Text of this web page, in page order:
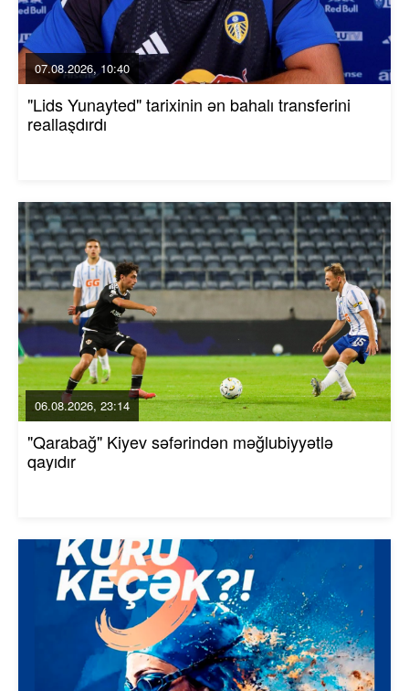
07.08.2026, 10:40
"Lids Yunayted" tarixinin ən bahalı transferini
reallaşdırdı
06.08.2026, 23:14
"Qarabağ" Kiyev səfərindən məğlubiyyətlə
qayıdır